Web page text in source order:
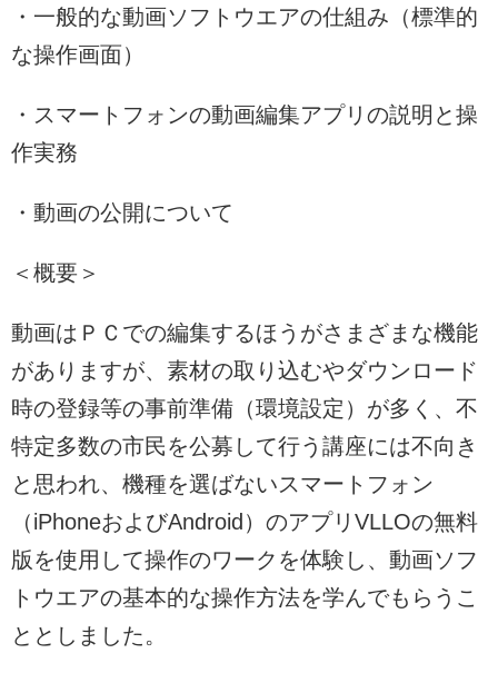
・一般的な動画ソフトウエアの仕組み（標準的
な操作画面）
・スマートフォンの動画編集アプリの説明と操
作実務
・動画の公開について
＜概要＞
動画はＰＣでの編集するほうがさまざまな機能
がありますが、素材の取り込むやダウンロード
時の登録等の事前準備（環境設定）が多く、不
特定多数の市民を公募して行う講座には不向き
と思われ、機種を選ばないスマートフォン
（iPhoneおよびAndroid）のアプリVLLOの無料
版を使用して操作のワークを体験し、動画ソフ
トウエアの基本的な操作方法を学んでもらうこ
ととしました。